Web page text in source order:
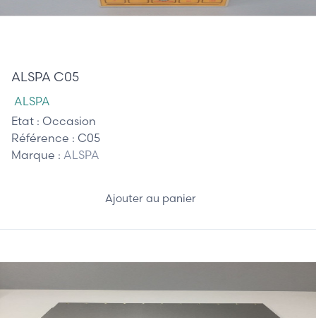
ALSPA C05
ALSPA
Etat : Occasion
Référence : C05
Marque : ALSPA
Ajouter au panier